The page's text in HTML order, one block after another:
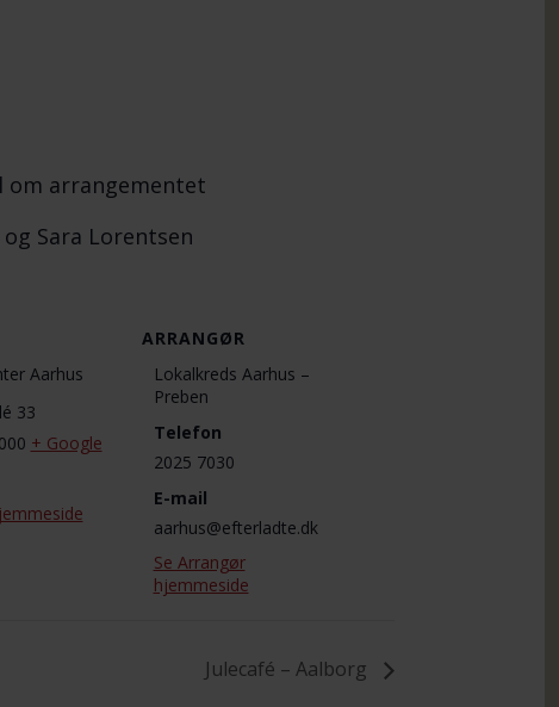
om arrangementet
Sara Lorentsen
Aarhus
33
+ Google
ARRANGØR
Lokalkreds Aarhus –
Preben
Telefon
2025 7030
E-mail
aarhus@efterladte.dk
Se Arrangør
hjemmeside
Julecafé – Aalborg